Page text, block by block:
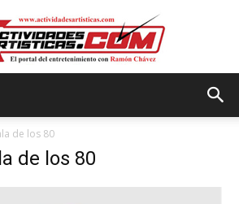
de los 80
de los 80